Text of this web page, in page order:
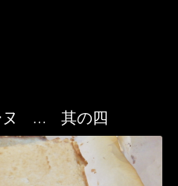
ヌ … 其の四